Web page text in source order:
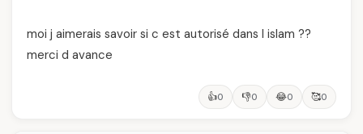
moi j aimerais savoir si c est autorisé dans l islam ??
merci d avance
👍0 👎0 😂0 🥰0